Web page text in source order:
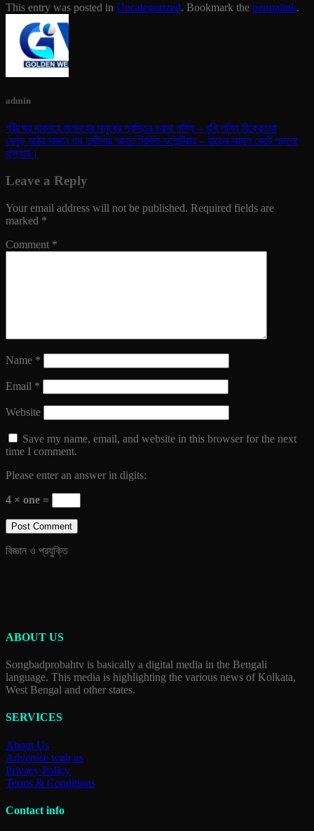
This entry was posted in Uncategorized. Bookmark the permalink.
admin
গ্রীষ্মের দাবদাহে মালদহের মানুষের স্বস্তির ভরসা লস্যি – খুশি লস্যি বিক্রেতারা
বেলুড় মঠের সামনে পথ দুর্ঘটনায় আহত সিভিক ভলেন্টিয়ার – হাতের আঙ্গুল কেটে পড়লো
রাস্তায়।
Leave a Reply
Your email address will not be published. Required fields are
marked *
Comment *
Name *
Email *
Website
Save my name, email, and website in this browser for the next
time I comment.
Please enter an answer in digits:
4 × one =
বিজ্ঞান ও প্রযুক্তি
ABOUT US
Songbadprobahtv is basically a digital media in the Bengali
language. This media is highlighting the various news of Kolkata,
West Bengal and other states.
SERVICES
About Us
Advertise with us
Privacy Policy
Terms & Conditions
Contact info